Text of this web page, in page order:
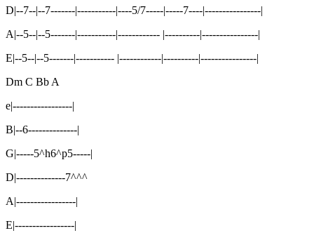
D|--7--|--7-------|-----------|----5/7-----|-----7----|----------------|
A|--5--|--5-------|-----------|------------ |----------|----------------|
E|--5--|--5-------|----------- |------------|----------|----------------|
Dm C Bb A
e|-----------------|
B|--6--------------|
G|-----5^h6^p5-----|
D|--------------7^^^
A|-----------------|
E|-----------------|